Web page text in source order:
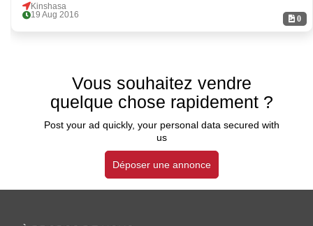
0
Kinshasa
19 Aug 2016
Vous souhaitez vendre
quelque chose rapidement ?
Post your ad quickly, your personal data secured with
us
Déposer une annonce